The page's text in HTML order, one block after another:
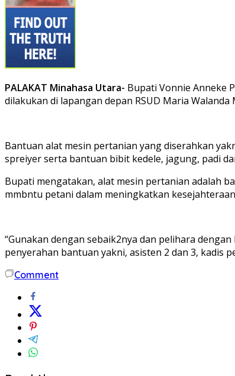
PALAKAT Minahasa Utara- Bupati Vonnie Anneke
dilakukan di lapangan depan RSUD Maria
Bantuan alat mesin pertanian yang diserahkan
spreiyer serta bantuan bibit kedele, jagung, padi
Bupati mengatakan, alat mesin pertanian adalah
mmbntu petani dalam meningkatkan
“Gunakan dengan sebaik2nya dan pelihara
penyerahan bantuan yakni, asisten 2 dan 3, kadis
Comment